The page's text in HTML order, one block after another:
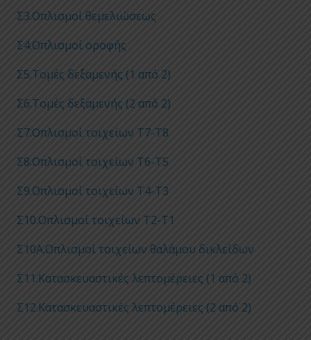
Σ3.Οπλισμοί θεμελιώσεως
Σ4.Οπλισμοί οροφής
Σ5.Τομές δεξαμενής (1 από 2)
Σ6.Τομές δεξαμενής (2 από 2)
Σ7.Οπλισμοί τοιχείων Τ7-Τ8
Σ8.Οπλισμοί τοιχείων Τ6-Τ5
Σ9.Οπλισμοί τοιχείων Τ4-Τ3
Σ10.Οπλισμοί τοιχείων Τ2-Τ1
Σ10Α.Οπλισμοί τοιχείων θαλάμου δικλείδων
Σ11.Κατασκευαστικές λεπτομέρειες (1 από 2)
Σ12.Κατασκευαστικές λεπτομέρειες (2 από 2)